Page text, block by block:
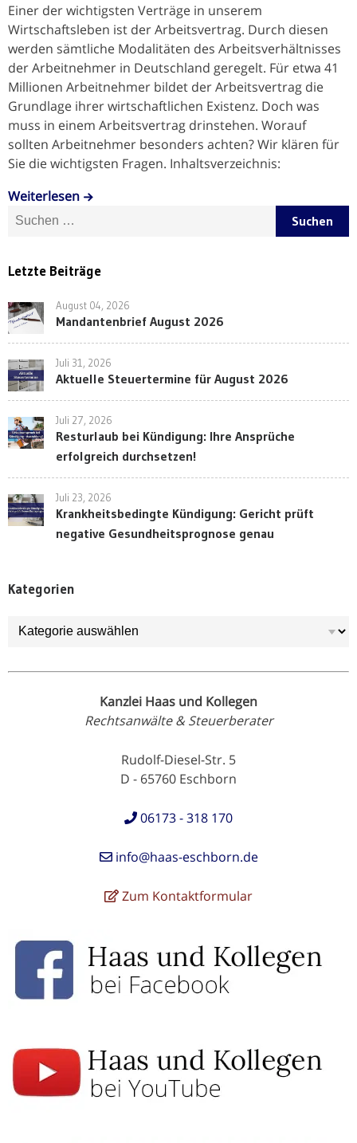
Einer der wichtigsten Verträge in unserem
Wirtschaftsleben ist der Arbeitsvertrag. Durch diesen
werden sämtliche Modalitäten des Arbeitsverhältnisses
der Arbeitnehmer in Deutschland geregelt. Für etwa 41
Millionen Arbeitnehmer bildet der Arbeitsvertrag die
Grundlage ihrer wirtschaftlichen Existenz. Doch was
muss in einem Arbeitsvertrag drinstehen. Worauf
sollten Arbeitnehmer besonders achten? Wir klären für
Sie die wichtigsten Fragen. Inhaltsverzeichnis:
Weiterlesen
Suche nach:
Letzte Beiträge
August 04, 2026
Mandantenbrief August 2026
Juli 31, 2026
Aktuelle Steuertermine für August 2026
Juli 27, 2026
Resturlaub bei Kündigung: Ihre Ansprüche
erfolgreich durchsetzen!
Juli 23, 2026
Krankheitsbedingte Kündigung: Gericht prüft
negative Gesundheitsprognose genau
Kategorien
Kategorien
Kanzlei Haas und Kollegen
Rechtsanwälte & Steuerberater
Rudolf-Diesel-Str. 5
D - 65760 Eschborn
06173 - 318 170
info@haas-eschborn.de
Zum Kontaktformular